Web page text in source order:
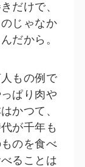
だけで、
じゃなか
だから。
もの例で
ぱり肉や
かつて、
が千年も
のを食べ
ることは